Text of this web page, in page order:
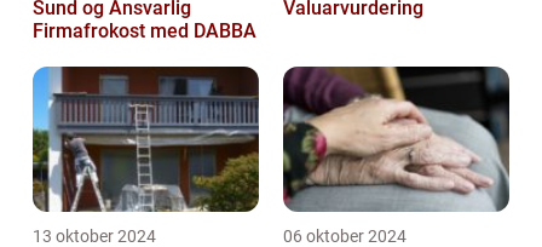
Sund og Ansvarlig
Firmafrokost med DABBA
Valuarvurdering
13 oktober 2024 06 oktober 2024